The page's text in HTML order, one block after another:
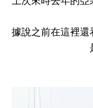
據說之前在這裡